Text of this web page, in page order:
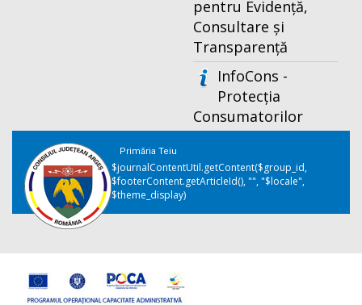
pentru Evidență,
Consultare și
Transparență
InfoCons -
Protecția
Consumatorilor
Primăria Teiu
$journalContentUtil.getContent($group_id,
$footerContent.getArticleId(), "", "$locale",
$theme_display)